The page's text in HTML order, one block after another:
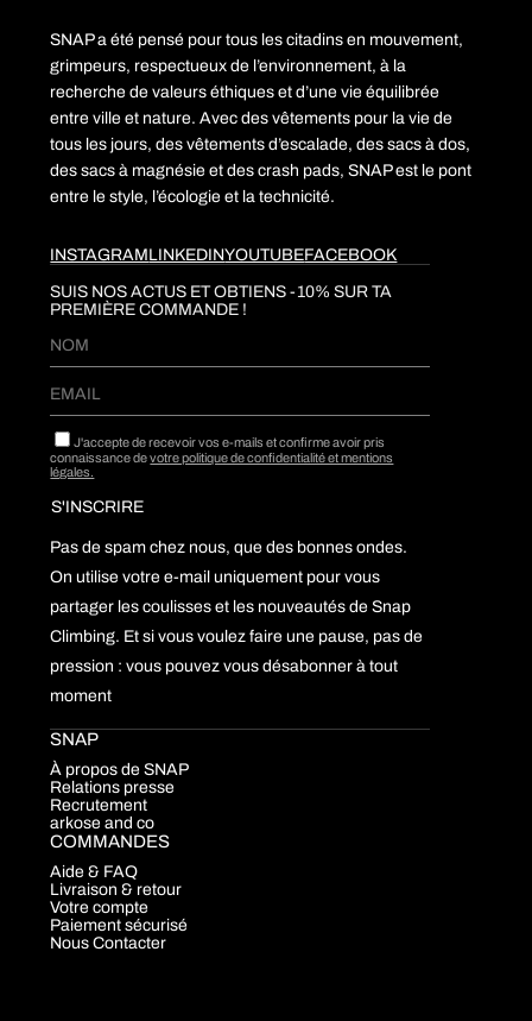
du
produit
SNAP a été pensé pour tous les citadins en mouvement,
grimpeurs, respectueux de l’environnement, à la
recherche de valeurs éthiques et d’une vie équilibrée
entre ville et nature. Avec des vêtements pour la vie de
tous les jours, des vêtements d’escalade, des sacs à dos,
des sacs à magnésie et des crash pads, SNAP est le pont
entre le style, l’écologie et la technicité.
INSTAGRAMLINKEDINYOUTUBEFACEBOOK
SUIS NOS ACTUS ET OBTIENS -10% SUR TA
PREMIÈRE COMMANDE !​
J'accepte de recevoir vos e-mails et confirme avoir pris
connaissance devotre politique de confidentialité et mentions
légales.
Pas de spam chez nous, que des bonnes ondes.
On utilise votre e-mail uniquement pour vous
partager les coulisses et les nouveautés de Snap
Climbing. Et si vous voulez faire une pause, pas de
pression : vous pouvez vous désabonner à tout
moment
SNAP
À propos de SNAP
Relations presse
Recrutement
arkose and co
COMMANDES
Aide & FAQ
Livraison & retour
Votre compte
Paiement sécurisé
Nous Contacter